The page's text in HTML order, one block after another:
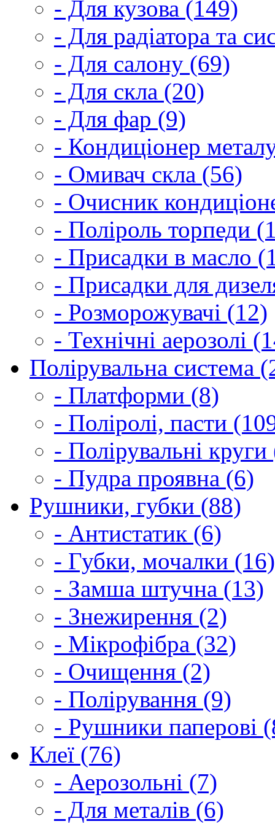
- Для кузова (149)
- Для радіатора та
- Для салону (69)
- Для скла (20)
- Для фар (9)
- Кондиціонер
- Омивач скла (56)
- Очисник
- Поліроль торпеди
- Присадки в масло
- Присадки для
- Розморожувачі (12)
- Технічні аерозолі
Полірувальна система
- Платформи (8)
- Поліролі, пасти
- Полірувальні
- Пудра проявна (6)
Рушники, губки (88)
- Антистатик (6)
- Губки, мочалки (16)
- Замша штучна (13)
- Знежирення (2)
- Мікрофібра (32)
- Очищення (2)
- Полірування (9)
- Рушники паперові
Клеї (76)
- Аерозольні (7)
- Для металів (6)